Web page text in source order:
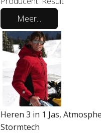
Meer...
Heren 3 in 1 Jas,
Stormtech